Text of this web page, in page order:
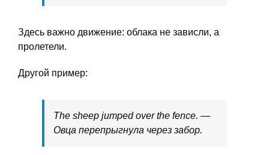
Здесь важно движение: облака не зависли, а
пролетели.
Другой пример:
The sheep jumped over the fence. —
Овца перепрыгнула через забор.